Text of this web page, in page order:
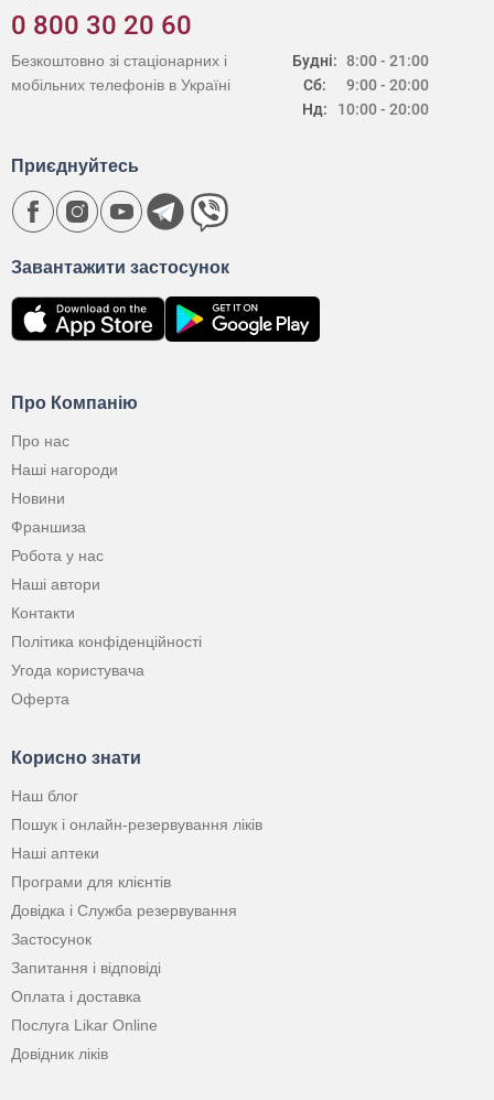
0 800 30 20 60
Будні:
Сб:
Нд:
8:00 - 21:00
9:00 - 20:00
10:00 - 20:00
Безкоштовно зі стаціонарних і
мобільних телефонів в Україні
Про Компанію
Про нас
Наші нагороди
Новини
Франшиза
Робота у нас
Наші автори
Контакти
Політика конфіденційності
Угода користувача
Оферта
Корисно знати
Наш блог
Пошук і онлайн-резервування ліків
Наші аптеки
Програми для клієнтів
Довідка і Служба резервування
Застосунок
Запитання і відповіді
Оплата і доставка
Послуга Likar Online
Довідник ліків
Завантажити застосунок
Приєднуйтесь